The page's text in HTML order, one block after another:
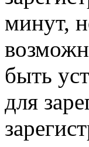
минут,
быть
для